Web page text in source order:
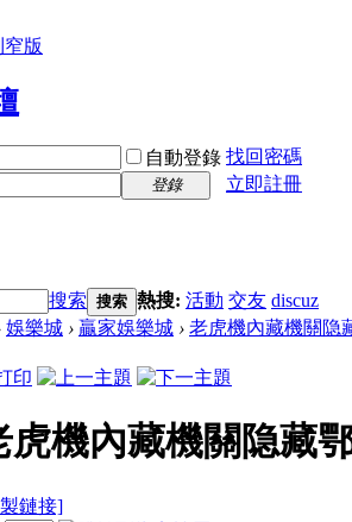
版
自動登錄 找回密碼
登錄
立即註冊
搜索 搜索 熱搜: 活動 交友 discuz
娛樂城 › 贏家娛樂城 › 老虎機內藏機關隐
虎機內藏機關隐藏
鏈接]